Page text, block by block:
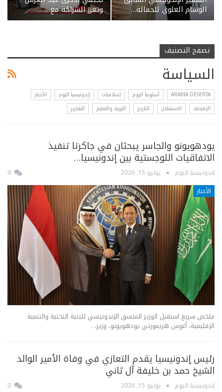
الوسام العلوي للحمالة… وتعزز الشراكة مع…
تصفح التصنيف
السياسة
ARABIA DESERTA أسلوبنا اليوم إسلاميات إندونيسيا اليوم
الأخبار
الإقتصاد
الاستقلال التاريخ التربية والتعليم التقارير
يودهويونو والجاسر يبحثان في جاكرتا تنفيذ
الاتفاقيات اللوجستية بين إندونيسيا…
إندونيسيا اليوم يوليو 15, 2026
الأخبار
ملخص سريع استقبل الوزير المنسق الإندونيسي للبنية التحتية والتنمية
الإقليمية، أغوس هريمورتي يودهويونو، وزير…
رئيس إندونيسيا يقدم التعازي في وفاة الأمير الوالد
الشيخ حمد بن خليفة آل ثاني
إندونيسيا اليوم يوليو 15, 2026